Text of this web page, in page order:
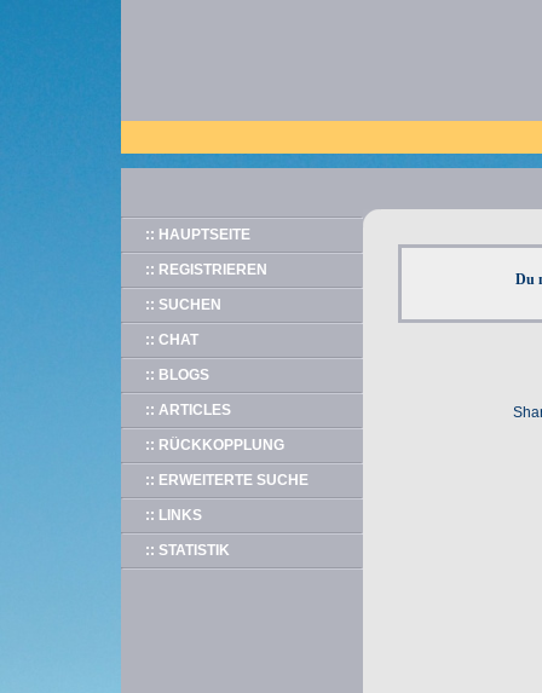
:: HAUPTSEITE
:: REGISTRIEREN
:: SUCHEN
:: CHAT
:: BLOGS
:: ARTICLES
:: RÜCKKOPPLUNG
:: ERWEITERTE SUCHE
:: LINKS
:: STATISTIK
Du